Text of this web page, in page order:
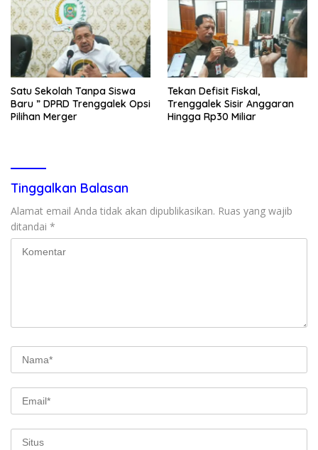
Satu Sekolah Tanpa Siswa
Baru ” DPRD Trenggalek Opsi
Pilihan Merger
Tekan Defisit Fiskal,
Trenggalek Sisir Anggaran
Hingga Rp30 Miliar
Tinggalkan Balasan
Alamat email Anda tidak akan dipublikasikan. Ruas yang wajib
ditandai *